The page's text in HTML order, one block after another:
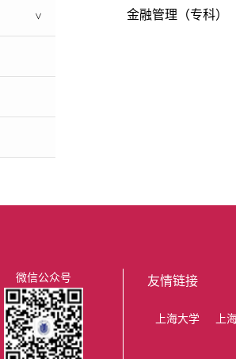
> 金融管理（专科）
微信公众号 友情链接
上海大学 上